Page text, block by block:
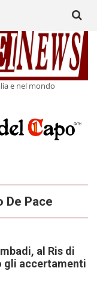
e nel mondo
for:
De Pace
al Ris di
gli accertamenti